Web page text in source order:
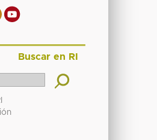
Buscar en RI